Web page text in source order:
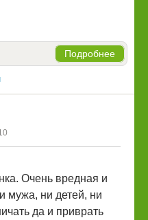
Подробнее
Очень вредная и
мужа, ни детей, ни
да и приврать